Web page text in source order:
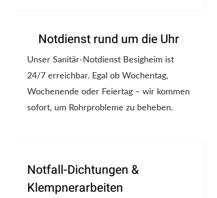
Notdienst rund um die Uhr
Unser Sanitär-Notdienst Besigheim ist
24/7 erreichbar. Egal ob Wochentag,
Wochenende oder Feiertag – wir kommen
sofort, um Rohrprobleme zu beheben.
Notfall-Dichtungen &
Klempnerarbeiten